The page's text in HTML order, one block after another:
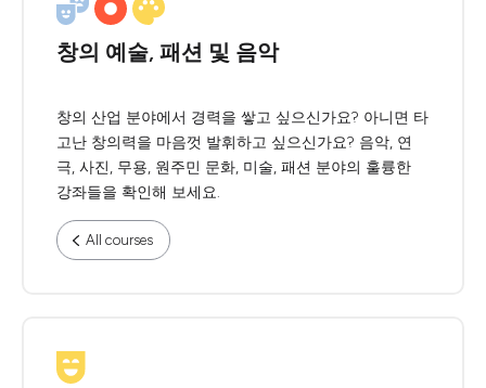
창의 예술, 패션 및 음악
창의 산업 분야에서 경력을 쌓고 싶으신가요? 아니면 타
고난 창의력을 마음껏 발휘하고 싶으신가요? 음악, 연
극, 사진, 무용, 원주민 문화, 미술, 패션 분야의 훌륭한
강좌들을 확인해 보세요.
All courses